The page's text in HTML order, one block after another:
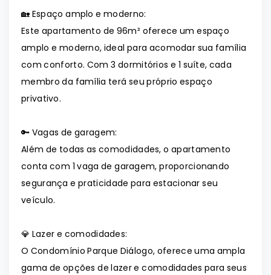
🏡 Espaço amplo e moderno:
Este apartamento de 96m² oferece um espaço
amplo e moderno, ideal para acomodar sua família
com conforto. Com 3 dormitórios e 1 suíte, cada
membro da família terá seu próprio espaço
privativo.
🔑 Vagas de garagem:
Além de todas as comodidades, o apartamento
conta com 1 vaga de garagem, proporcionando
segurança e praticidade para estacionar seu
veículo.
💎 Lazer e comodidades:
O Condomínio Parque Diálogo, oferece uma ampla
gama de opções de lazer e comodidades para seus